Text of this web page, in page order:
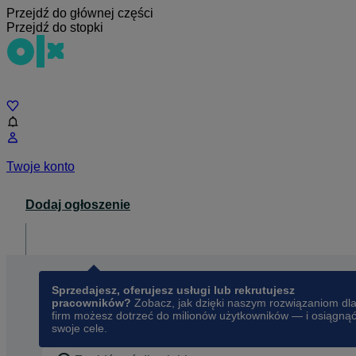
Przejdź do głównej części
Przejdź do stopki
Twoje konto
Dodaj ogłoszenie
Sprzedajesz, oferujesz usługi lub rekrutujesz
pracowników? Zobacz, jak dzięki naszym rozwiązaniom dla
firm możesz dotrzeć do milionów użytkowników — i osiągnąć
swoje cele.